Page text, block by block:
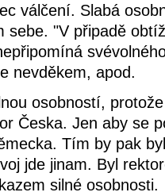
válčení. Slabá
sebe. "V připadě
nevděkem, apod.
osobností,
Česka. Jen aby se
Tím by pak
jde jinam. Byl
silné osobnosti.